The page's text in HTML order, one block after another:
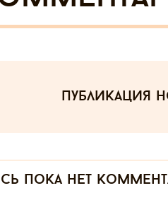
публикация
пока нет